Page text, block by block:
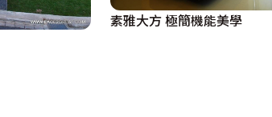
素雅大方 極簡機能美學